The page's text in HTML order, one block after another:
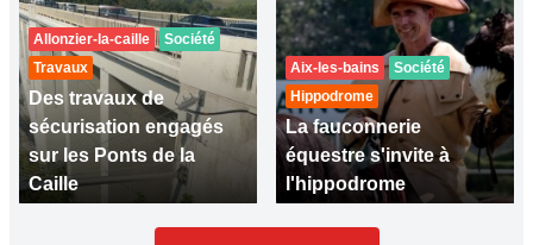
Allonzier-la-caille
Société
Travaux
Des travaux de
sécurisation engagés
sur les Ponts de la
Caille
Aix-les-bains
Société
Hippodrome
La fauconnerie
équestre s'invite à
l'hippodrome